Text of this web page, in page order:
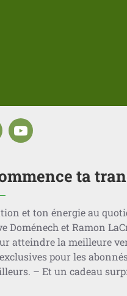
ta
et ton énergie au
et Ramon
atteindre la meilleure
pour les
– Et un cadeau